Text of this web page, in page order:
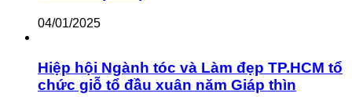
04/01/2025
Hiệp hội Ngành tóc và Làm đẹp TP.HCM tổ
chức giỗ tổ đầu xuân năm Giáp thìn